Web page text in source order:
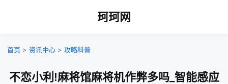
珂珂网
首页 > 资讯中心 > 攻略科普
不恋小利!麻将馆麻将机作弊多吗_智能感应